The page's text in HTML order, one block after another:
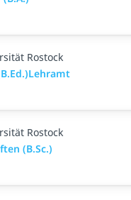
Rostock
Rostock
(B.Sc.)